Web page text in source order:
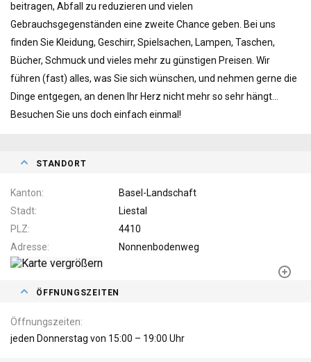
beitragen, Abfall zu reduzieren und vielen
Gebrauchsgegenständen eine zweite Chance geben. Bei uns
finden Sie Kleidung, Geschirr, Spielsachen, Lampen, Taschen,
Bücher, Schmuck und vieles mehr zu günstigen Preisen. Wir
führen (fast) alles, was Sie sich wünschen, und nehmen gerne die
Dinge entgegen, an denen Ihr Herz nicht mehr so sehr hängt...
Besuchen Sie uns doch einfach einmal!
STANDORT
Kanton
Basel-Landschaft
Stadt
Liestal
PLZ
4410
Adresse
Nonnenbodenweg
ÖFFNUNGSZEITEN
Öffnungszeiten
jeden Donnerstag von 15:00 – 19:00 Uhr